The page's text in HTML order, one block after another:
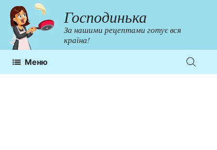
Перейти
до
контенту
Господинька
За нашими рецептами готує вся
країна!
Меню